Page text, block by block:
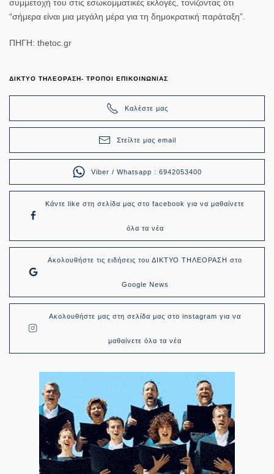
συμμετοχή του στις εσωκομματικές εκλογές, τονίζοντας ότι
“σήμερα είναι μια μεγάλη μέρα για τη δημοκρατική παράταξη”.
ΠΗΓΗ: thetoc.gr
ΔΙΚΤΥΟ ΤΗΛΕΟΡΑΣΗ- ΤΡΟΠΟΙ ΕΠΙΚΟΙΝΩΝΙΑΣ
Καλέστε μας
Στείλτε μας email
Viber / Whatsapp : 6942053400
Κάντε like στη σελίδα μας στο facebook για να μαθαίνετε
όλα τα νέα
Ακολουθήστε τις ειδήσεις του ΔΙΚΤΥΟ ΤΗΛΕΟΡΑΣΗ στο
Google News
Ακολουθήστε μας στη σελίδα μας στο instagram για να
μαθαίνετε όλα τα νέα